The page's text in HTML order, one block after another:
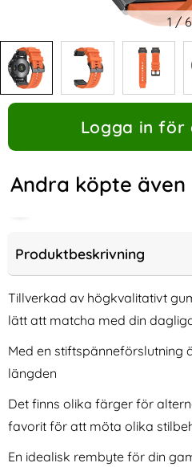
1/6
Logga in för
Andra köpte även
Tech-Protect Garmin Fenix
Svart
Art. nr 209152
Produktbeskrivning
Tillverkad av högkvalitativt
lätt att matcha med din
Med en stiftspänneförslutning
längden
Det finns olika färger för
favorit för att möta olika
En idealisk rembyte för din